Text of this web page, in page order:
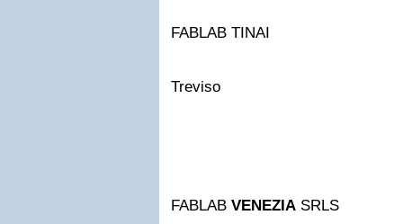
FABLAB TINAI
Treviso
FABLAB VENEZIA SRLS